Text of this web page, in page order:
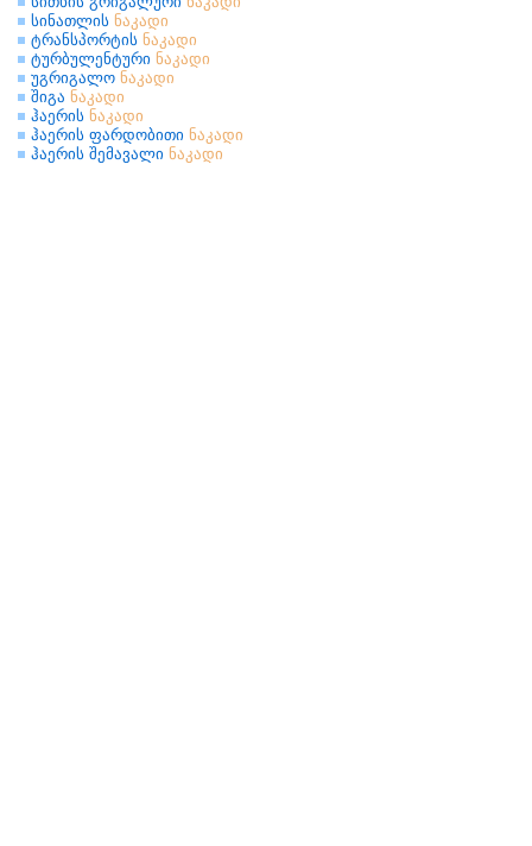
სინათლის ნაკადი
ტრანსპორტის ნაკადი
ტურბულენტური ნაკადი
უგრიგალო ნაკადი
შიგა ნაკადი
ჰაერის ნაკადი
ჰაერის ფარდობითი ნაკადი
ჰაერის შემავალი ნაკადი